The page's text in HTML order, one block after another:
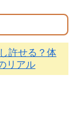
許せる？体
リアル